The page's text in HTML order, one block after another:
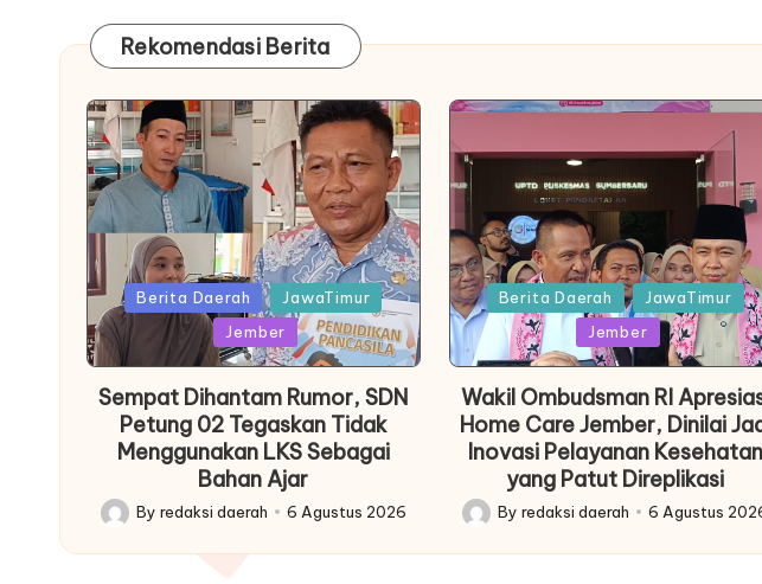
Rekomendasi Berita
Posted
in
Berita Daerah
JawaTimur
Jember
Sempat Dihantam Rumor, SDN
Petung 02 Tegaskan Tidak
Menggunakan LKS Sebagai
Bahan Ajar
Posted
by
By redaksi daerah 6 Agustus 2026
Posted
in
Berita Daerah
JawaTimur
Jember
Wakil Ombudsman RI
Home Care Jember, Dinilai
Inovasi Pelayanan Kesehatan
yang Patut Direplikasi
Posted
by
Byredaksi daerah 6 Agustus